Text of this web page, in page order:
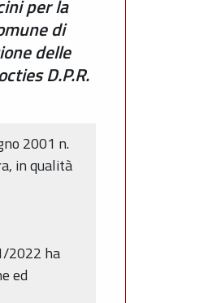
per la
di
delle
D.P.R.
2001 n.
in qualità
2022 ha
ed